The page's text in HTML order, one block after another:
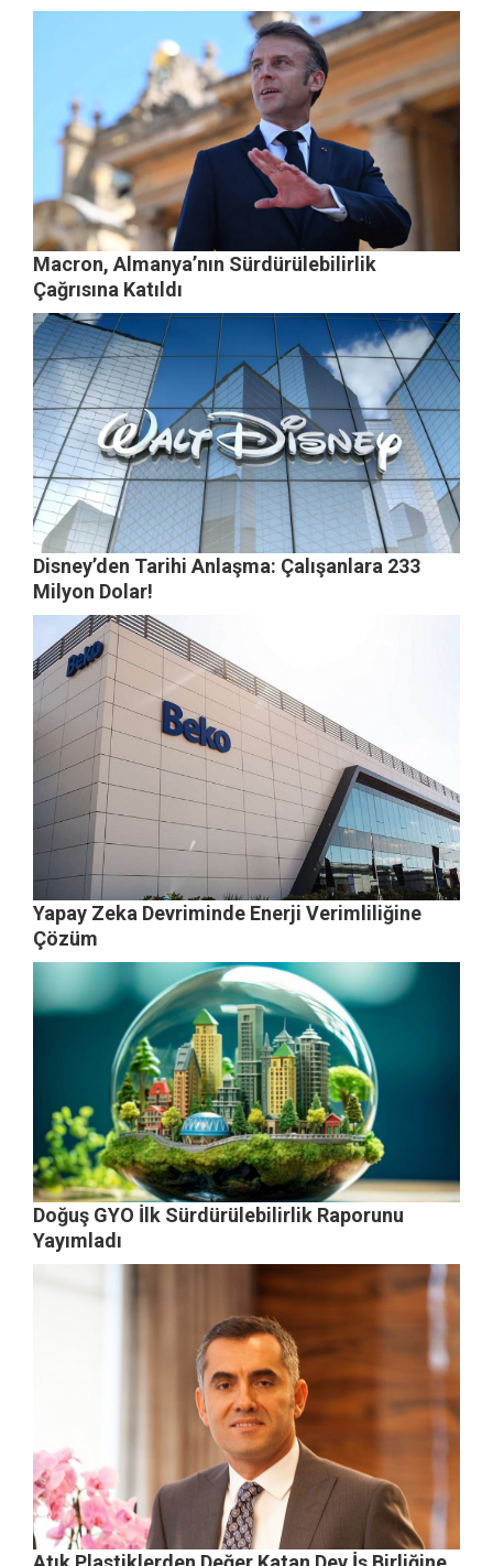
Macron, Almanya’nın Sürdürülebilirlik
Çağrısına Katıldı
Disney’den Tarihi Anlaşma: Çalışanlara 233
Milyon Dolar!
Yapay Zeka Devriminde Enerji Verimliliğine
Çözüm
Doğuş GYO İlk Sürdürülebilirlik Raporunu
Yayımladı